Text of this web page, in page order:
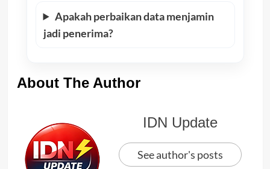
Apakah perbaikan data menjamin
jadi penerima?
About The Author
IDN Update
See author's posts